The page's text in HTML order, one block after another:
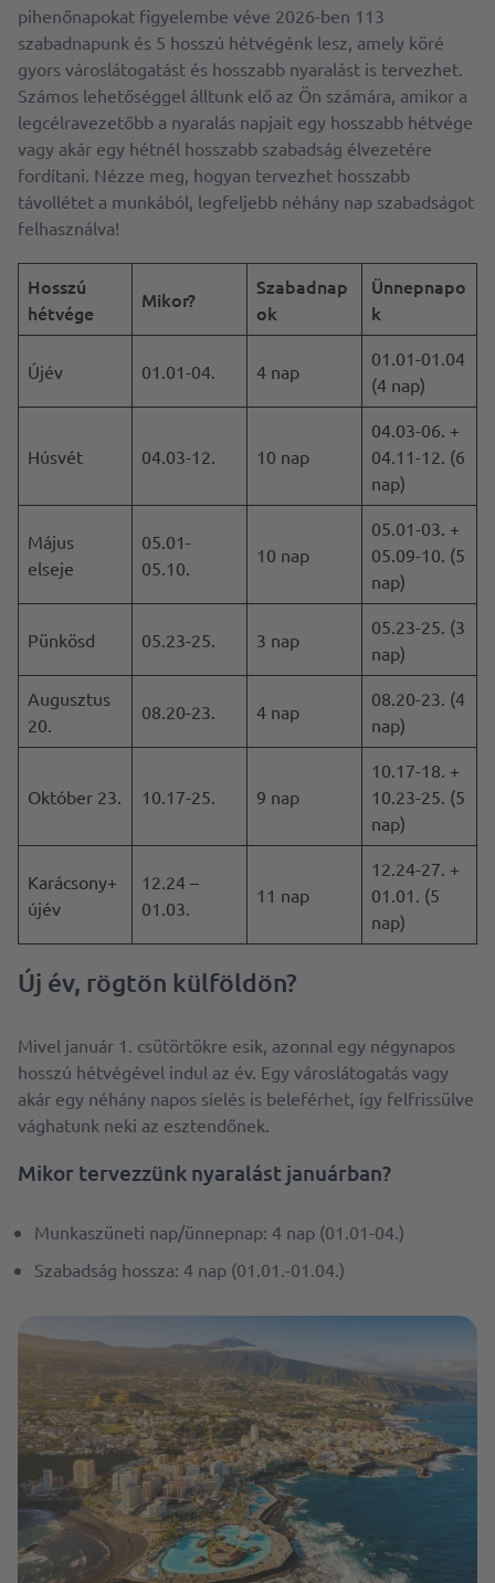
pihenőnapokat figyelembe véve 2026-ben 113
szabadnapunk és 5 hosszú hétvégénk lesz, amely köré
gyors városlátogatást és hosszabb nyaralást is tervezhet.
Számos lehetőséggel álltunk elő az Ön számára, amikor a
legcélravezetőbb a nyaralás napjait egy hosszabb hétvége
vagy akár egy hétnél hosszabb szabadság élvezetére
fordítani. Nézze meg, hogyan tervezhet hosszabb
távollétet a munkából, legfeljebb néhány nap szabadságot
felhasználva!
Hosszú
hétvége
Mikor?
Szabadnap
ok
Ünnepnapo
k
Újév 01.01-04. 4 nap
01.01-01.04
(4 nap)
Húsvét 04.03-12. 10 nap
04.03-06. +
04.11-12. (6
nap)
Május
elseje
05.01-
05.10.
10 nap
05.01-03. +
05.09-10. (5
nap)
Pünkösd 05.23-25. 3 nap
05.23-25. (3
nap)
Augusztus
20.
08.20-23. 4 nap
08.20-23. (4
nap)
Október 23. 10.17-25. 9 nap
10.17-18. +
10.23-25. (5
nap)
Karácsony+
újév
12.24 –
01.03.
11 nap
12.24-27. +
01.01. (5
nap)
Új év, rögtön külföldön?
Mivel január 1. csütörtökre esik, azonnal egy négynapos
hosszú hétvégével indul az év. Egy városlátogatás vagy
akár egy néhány napos síelés is beleférhet, így felfrissülve
vághatunk neki az esztendőnek.
Mikor tervezzünk nyaralást januárban?
Munkaszüneti nap/ünnepnap: 4 nap (01.01-04.)
Szabadság hossza: 4 nap (01.01.-01.04.)